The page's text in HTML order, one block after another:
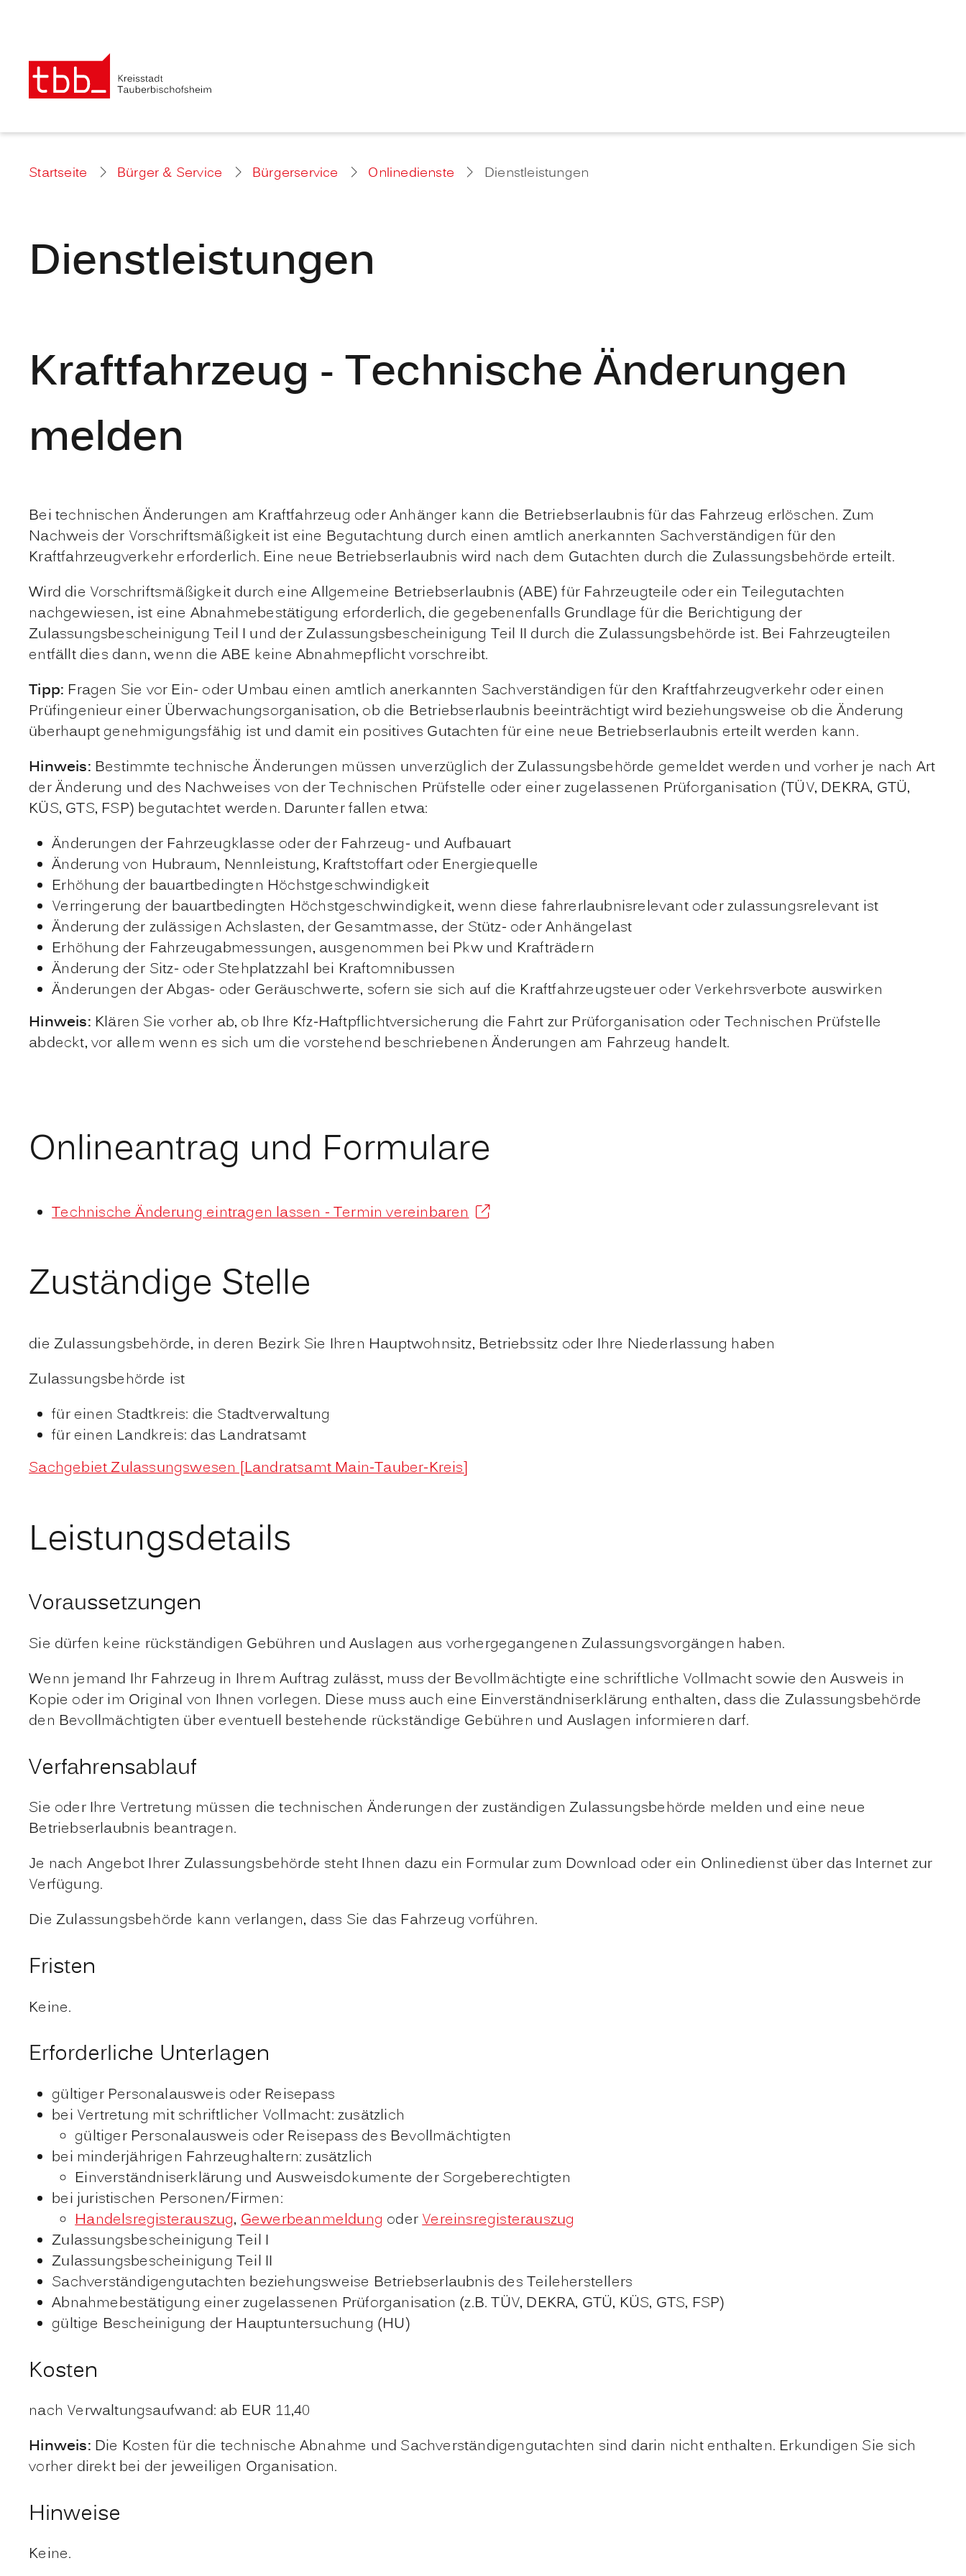
Startseite Bürger & Service Bürgerservice Onlinedienste Dienstleistungen
Dienstleistungen
Kraftfahrzeug - Technische Änderungen
melden
Bei technischen Änderungen am Kraftfahrzeug oder Anhänger kann die Betriebserlaubnis für das Fahrzeug erlöschen. Zum
Nachweis der Vorschriftsmäßigkeit ist eine Begutachtung durch einen amtlich anerkannten Sachverständigen für den
Kraftfahrzeugverkehr erforderlich. Eine neue Betriebserlaubnis wird nach dem Gutachten durch die Zulassungsbehörde erteilt.
Wird die Vorschriftsmäßigkeit durch eine Allgemeine Betriebserlaubnis (ABE) für Fahrzeugteile oder ein Teilegutachten
nachgewiesen, ist eine Abnahmebestätigung erforderlich, die gegebenenfalls Grundlage für die Berichtigung der
Zulassungsbescheinigung Teil I und der Zulassungsbescheinigung Teil II durch die Zulassungsbehörde ist. Bei Fahrzeugteilen
entfällt dies dann, wenn die ABE keine Abnahmepflicht vorschreibt.
Tipp: Fragen Sie vor Ein- oder Umbau einen amtlich anerkannten Sachverständigen für den Kraftfahrzeugverkehr oder einen
Prüfingenieur einer Überwachungsorganisation, ob die Betriebserlaubnis beeinträchtigt wird beziehungsweise ob die Änderung
überhaupt genehmigungsfähig ist und damit ein positives Gutachten für eine neue Betriebserlaubnis erteilt werden kann.
Hinweis: Bestimmte technische Änderungen müssen unverzüglich der Zulassungsbehörde gemeldet werden und vorher je nach Art
der Änderung und des Nachweises von der Technischen Prüfstelle oder einer zugelassenen Prüforganisation (TÜV, DEKRA, GTÜ,
KÜS, GTS, FSP) begutachtet werden. Darunter fallen etwa:
Änderungen der Fahrzeugklasse oder der Fahrzeug- und Aufbauart
Änderung von Hubraum, Nennleistung, Kraftstoffart oder Energiequelle
Erhöhung der bauartbedingten Höchstgeschwindigkeit
Verringerung der bauartbedingten Höchstgeschwindigkeit, wenn diese fahrerlaubnisrelevant oder zulassungsrelevant ist
Änderung der zulässigen Achslasten, der Gesamtmasse, der Stütz- oder Anhängelast
Erhöhung der Fahrzeugabmessungen, ausgenommen bei Pkw und Krafträdern
Änderung der Sitz- oder Stehplatzzahl bei Kraftomnibussen
Änderungen der Abgas- oder Geräuschwerte, sofern sie sich auf die Kraftfahrzeugsteuer oder Verkehrsverbote auswirken
Hinweis: Klären Sie vorher ab, ob Ihre Kfz-Haftpflichtversicherung die Fahrt zur Prüforganisation oder Technischen Prüfstelle
abdeckt, vor allem wenn es sich um die vorstehend beschriebenen Änderungen am Fahrzeug handelt.
Onlineantrag und Formulare
Technische Änderung eintragen lassen - Termin vereinbaren
Zuständige Stelle
die Zulassungsbehörde, in deren Bezirk Sie Ihren Hauptwohnsitz, Betriebssitz oder Ihre Niederlassung haben
Zulassungsbehörde ist
für einen Stadtkreis: die Stadtverwaltung
für einen Landkreis: das Landratsamt
Sachgebiet Zulassungswesen [Landratsamt Main-Tauber-Kreis]
Leistungsdetails
Voraussetzungen
Sie dürfen keine rückständigen Gebühren und Auslagen aus vorhergegangenen Zulassungsvorgängen haben.
Wenn jemand Ihr Fahrzeug in Ihrem Auftrag zulässt, muss der Bevollmächtigte eine schriftliche Vollmacht sowie den Ausweis in
Kopie oder im Original von Ihnen vorlegen. Diese muss auch eine Einverständniserklärung enthalten, dass die Zulassungsbehörde
den Bevollmächtigten über eventuell bestehende rückständige Gebühren und Auslagen informieren darf.
Verfahrensablauf
Sie oder Ihre Vertretung müssen die technischen Änderungen der zuständigen Zulassungsbehörde melden und eine neue
Betriebserlaubnis beantragen.
Je nach Angebot Ihrer Zulassungsbehörde steht Ihnen dazu ein Formular zum Download oder ein Onlinedienst über das Internet zur
Verfügung.
Die Zulassungsbehörde kann verlangen, dass Sie das Fahrzeug vorführen.
Fristen
Keine.
Erforderliche Unterlagen
gültiger Personalausweis oder Reisepass
bei Vertretung mit schriftlicher Vollmacht: zusätzlich
gültiger Personalausweis oder Reisepass des Bevollmächtigten
bei minderjährigen Fahrzeughaltern: zusätzlich
Einverständniserklärung und Ausweisdokumente der Sorgeberechtigten
bei juristischen Personen/Firmen:
Handelsregisterauszug,Gewerbeanmeldung oderVereinsregisterauszug
Zulassungsbescheinigung Teil I
Zulassungsbescheinigung Teil II
Sachverständigengutachten beziehungsweise Betriebserlaubnis des Teileherstellers
Abnahmebestätigung einer zugelassenen Prüforganisation (z.B. TÜV, DEKRA, GTÜ, KÜS, GTS, FSP)
gültige Bescheinigung der Hauptuntersuchung (HU)
Kosten
nach Verwaltungsaufwand: ab EUR 11,40
Hinweis: Die Kosten für die technische Abnahme und Sachverständigengutachten sind darin nicht enthalten. Erkundigen Sie sich
vorher direkt bei der jeweiligen Organisation.
Hinweise
Keine.